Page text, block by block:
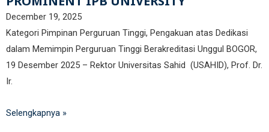
Teknik Lingkungan
Fakultas Teknologi Pangan & Kesehatan
Teknologi Pangan
Gizi
Sekolah Pascasarjana
Doktoral Ilmu Komunikasi
Magister Manajemen
CETAK KTM INFO AKADEMIK
ALUMNI MBKM
daftar@usahid.ac.id
December 19, 2025
Kategori Pimpinan Perguruan Tinggi, Pengakuan atas Dedikasi
dalam Memimpin Perguruan Tinggi Berakreditasi Unggul BOGOR,
19 Desember 2025 – Rektor Universitas Sahid (USAHID), Prof. Dr.
Ir.
Selengkapnya »